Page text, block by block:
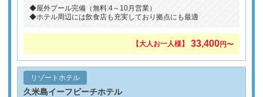
◆屋外プール完備（無料:4～10月営業）
◆ホテル周辺には飲食店も充実しており拠点にも最適
【大人お一人様】 33,400円〜
リゾートホテル
久米島イーフビーチホテル